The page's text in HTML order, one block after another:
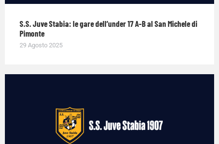
S.S. Juve Stabia: le gare dell’under 17 A-B al San Michele di
Pimonte
29 Agosto 2025